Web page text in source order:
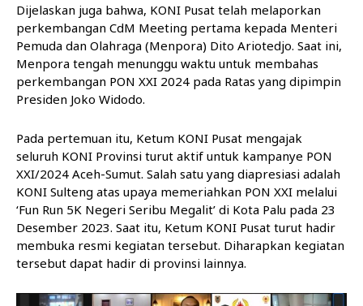
Dijelaskan juga bahwa, KONI Pusat telah melaporkan
perkembangan CdM Meeting pertama kepada Menteri
Pemuda dan Olahraga (Menpora) Dito Ariotedjo. Saat ini,
Menpora tengah menunggu waktu untuk membahas
perkembangan PON XXI 2024 pada Ratas yang dipimpin
Presiden Joko Widodo.
Pada pertemuan itu, Ketum KONI Pusat mengajak
seluruh KONI Provinsi turut aktif untuk kampanye PON
XXI/2024 Aceh-Sumut. Salah satu yang diapresiasi adalah
KONI Sulteng atas upaya memeriahkan PON XXI melalui
‘Fun Run 5K Negeri Seribu Megalit’ di Kota Palu pada 23
Desember 2023. Saat itu, Ketum KONI Pusat turut hadir
membuka resmi kegiatan tersebut. Diharapkan kegiatan
tersebut dapat hadir di provinsi lainnya.